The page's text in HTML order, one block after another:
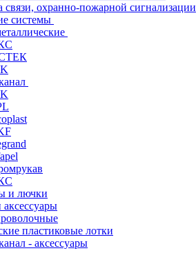
связи, охранно-пожарной сигнализации
системы
и лючки
пластиковые лотки
- аксессуары